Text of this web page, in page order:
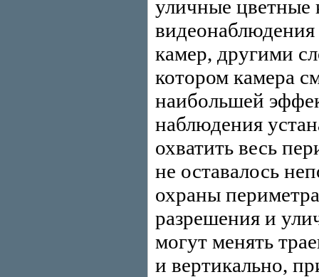
уличные
камер, другими
котором камера
наибольшей
наблюдения
охватить весь
не оставалось
охраны
разрешения и
могут менять
и вертикально,